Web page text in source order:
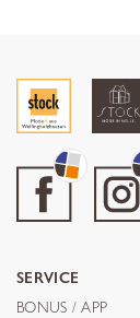
SERVICE
BONUS / APP